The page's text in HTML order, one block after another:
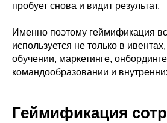
пробует снова и видит результат.
Именно поэтому геймификация
используется не только в
обучении, маркетинге,
командообразовании и
Геймификация